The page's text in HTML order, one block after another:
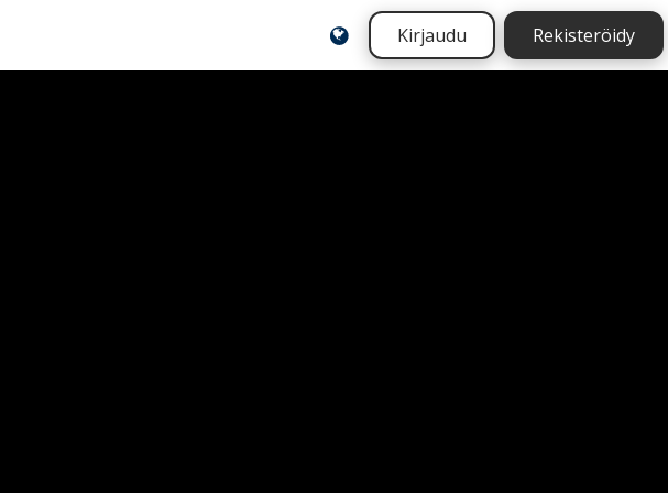
Kirjaudu Rekisteröidy